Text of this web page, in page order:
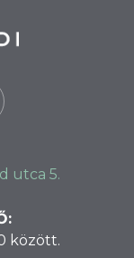
utca 5.
között.